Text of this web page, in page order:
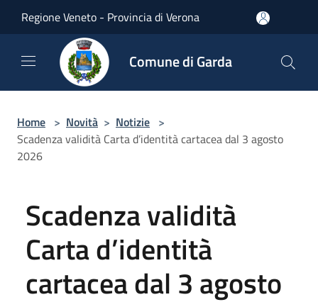
Regione Veneto - Provincia di Verona
Comune di Garda
Home > Novità > Notizie >
Scadenza validità Carta d’identità cartacea dal 3 agosto
2026
Scadenza validità
Carta d’identità
cartacea dal 3 agosto